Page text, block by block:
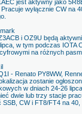
jest aktywny jako
wyłącznie CW na
i OZ9U będą
w tym podczas IOTA
na różnych
- Renato PY8WW,
zostanie
w dniach 24-26
dwie lub trzy stacje
SSB, CW i FT8/FT4 na